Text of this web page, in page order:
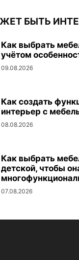
БЫТЬ
Как выбрать
учётом
09.08.2026
Как создать
интерьер с
08.08.2026
Как выбрать
детской, чтобы
07.08.2026